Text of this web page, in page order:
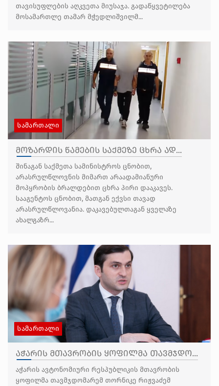
თავისუფლების აღკვეთა მიუსაჯა. გადაწყვეტილება
მოსამართლე თამარ მჭედლიშვილმ...
ᲡᲐᲛᲐᲠᲗᲐᲚᲘ
მოზარდის წამების საქმეზე ცხრა ად...
შინაგან საქმეთა სამინისტროს ცნობით,
არასრულწლოვნის მიმართ არაადამიანური
მოპყრობის ბრალდებით ცხრა პირი დააკავეს.
სააგენტოს ცნობით, მათგან ექვსი თავად
არასრულწლოვანია. დაკავებულთაგან ყველაზე
ახალგაზრ...
ᲡᲐᲛᲐᲠᲗᲐᲚᲘ
აჭარის მთავრობის ყოფილმა თავმჯდო...
აჭარის ავტონომიური რესპუბლიკის მთავრობის
ყოფილმა თავმჯდომარემ თორნიკე რიჟვაძემ